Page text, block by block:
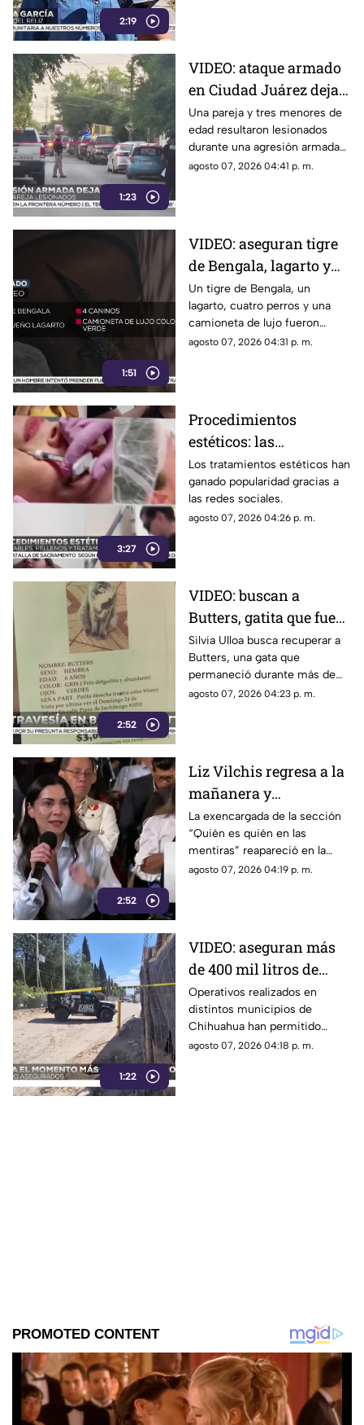
2:19
1:23
VIDEO: ataque armado
en Ciudad Juárez deja
cinco personas
heridas, entre ellos tres
menores
Una pareja y tres menores de
edad resultaron lesionados
durante una agresión armada
registrada en el
agosto 07, 2026 04:41 p. m.
1:51
VIDEO: aseguran tigre
de Bengala, lagarto y
perros exóticos durante
cateo en Ciudad Juárez
Un tigre de Bengala, un
lagarto, cuatro perros y una
camioneta de lujo fueron
asegurados durante un
agosto 07, 2026 04:31 p. m.
3:27
Procedimientos
estéticos: las
recomendaciones antes
de aplicar rellenos o
láser
Los tratamientos estéticos han
ganado popularidad gracias a
las redes sociales.
agosto 07, 2026 04:26 p. m.
2:52
VIDEO: buscan a
Butters, gatita que fue
dada en adopción tras
desaparecer en Ciudad
Juárez
Silvia Ulloa busca recuperar a
Butters, una gata que
permaneció durante más de
cinco años con su familia
agosto 07, 2026 04:23 p. m.
2:52
Liz Vilchis regresa a la
mañanera y
protagoniza nuevo
choque con medios de
comunicación
La exencargada de la sección
“Quién es quién en las
mentiras” reapareció en la
conferencia presidencial.
agosto 07, 2026 04:19 p. m.
1:22
VIDEO: aseguran más
de 400 mil litros de
combustible
presuntamente ilegal
en Chihuahua
Operativos realizados en
distintos municipios de
Chihuahua han permitido
asegurar más de 400 mil litros
agosto 07, 2026 04:18 p. m.